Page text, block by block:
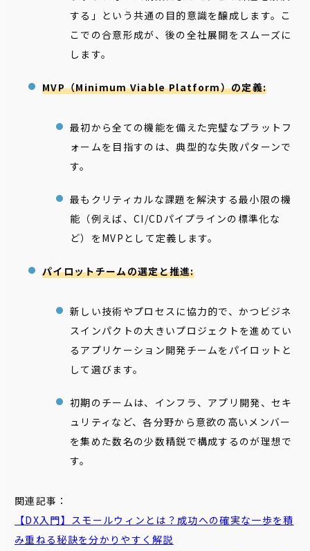
する」という共通の目的意識を醸成します。こ
こでの合意形成が、後の全社展開をスムーズに
します。
MVP（Minimum Viable Platform）の定義:
最初から全ての機能を備えた完璧なプラットフ
ォームを目指すのは、典型的な失敗パターンで
す。
最もクリティカルな課題を解決する最小限の機
能（例えば、CI/CDパイプラインの標準化な
ど）をMVPとして定義します。
パイロットチームの選定と推進:
新しい技術やプロセスに協力的で、かつビジネ
スインパクトの大きいプロジェクトを進めてい
るアプリケーション開発チームをパイロットと
して選びます。
初期のチームは、インフラ、アプリ開発、セキ
ュリティなど、各分野から意欲の高いメンバー
を集めた数名の少数精鋭で構成するのが理想で
す。
関連記事：
【DX入門】 スモールウィン とは？成功への確実な一歩を積
み重ねる秘訣を分かりやすく解説